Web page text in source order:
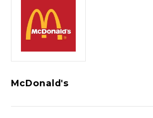
McDonald's